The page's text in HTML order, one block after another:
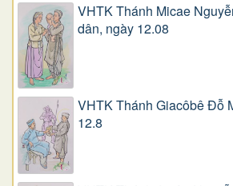
VHTK Thánh Micae
dân, ngày 12.08
VHTK Thánh Giacôbê Ðỗ
12.8